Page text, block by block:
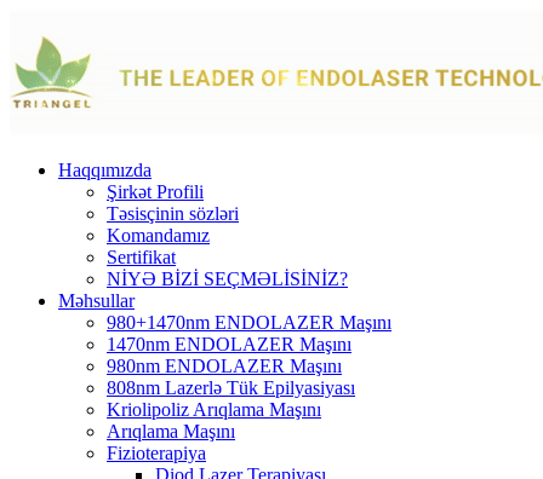
Haqqımızda
Şirkət Profili
Təsisçinin sözləri
Komandamız
Sertifikat
NİYƏ BİZİ SEÇMƏLİSİNİZ?
Məhsullar
980+1470nm ENDOLAZER Maşını
1470nm ENDOLAZER Maşını
980nm ENDOLAZER Maşını
808nm Lazerlə Tük Epilyasiyası
Kriolipoliz Arıqlama Maşını
Arıqlama Maşını
Fizioterapiya
Diod Lazer Terapiyası